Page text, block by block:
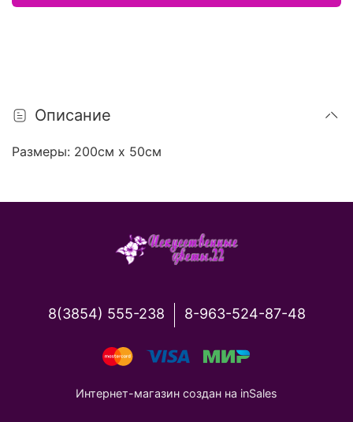
Описание
Размеры: 200см х 50см
8(3854) 555-238 8-963-524-87-48
Интернет-магазин создан на inSales